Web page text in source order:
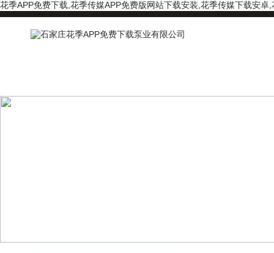
花季APP免费下载,花季传媒APP免费版网站下载安装,花季传媒下载安卓